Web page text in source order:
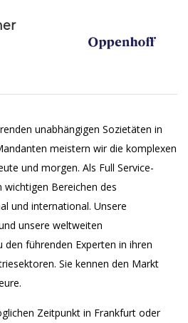
unabhängigen Sozietäten in
meistern wir die komplexen
und morgen. Als Full Service-
wichtigen Bereichen des
und international. Unsere
unsere weltweiten
den führenden Experten in ihren
Sie kennen den Markt
Zeitpunkt in Frankfurt oder